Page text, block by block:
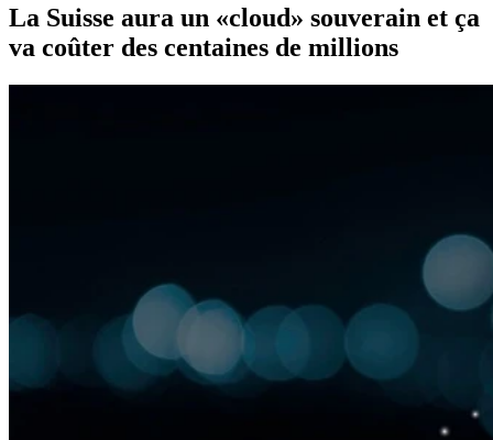
La Suisse aura un «cloud» souverain et ça
va coûter des centaines de millions